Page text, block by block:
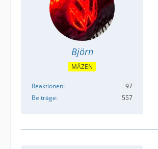
Björn
MÄZEN
Reaktionen
97
Beiträge
557